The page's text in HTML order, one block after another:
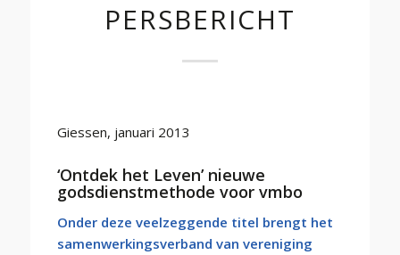
PERSBERICHT
Giessen, januari 2013
‘Ontdek het Leven’ nieuwe
godsdienstmethode voor vmbo
Onder deze veelzeggende titel brengt het
samenwerkingsverband van vereniging